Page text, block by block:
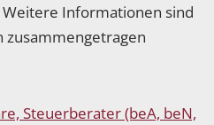
Weitere Informationen sind
zusammengetragen
Steuerberater (beA, beN,